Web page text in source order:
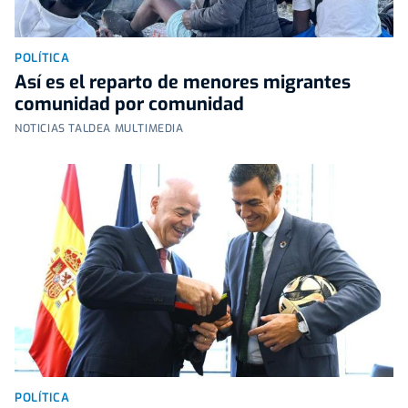
POLÍTICA
Así es el reparto de menores migrantes
comunidad por comunidad
NOTICIAS TALDEA MULTIMEDIA
POLÍTICA